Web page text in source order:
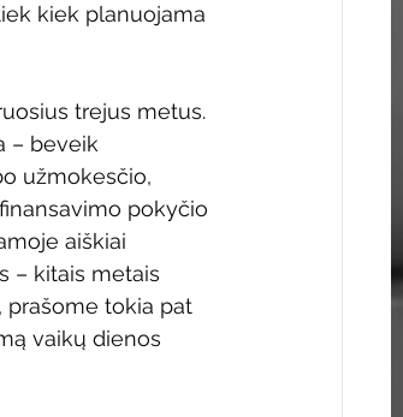
kiek planuojama
trejus metus.
– beveik
užmokesčio,
pokyčio
aiškiai
– kitais metais
prašome tokia pat
vaikų dienos